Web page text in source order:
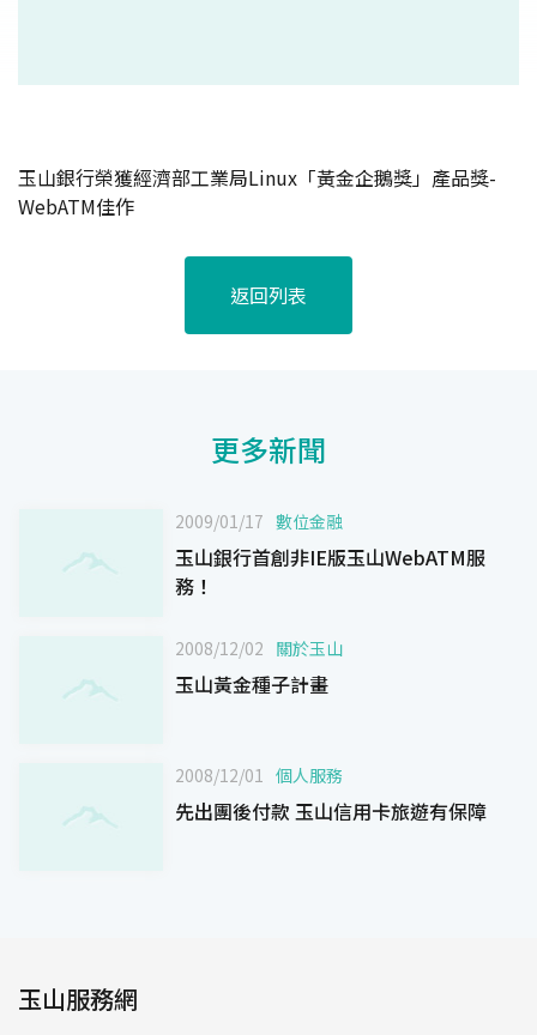
玉山銀行榮獲經濟部工業局Linux「黃金企鵝獎」產品獎-
WebATM佳作
返回列表
更多新聞
2009/01/17 數位金融
玉山銀行首創非IE版玉山WebATM服
務！
2008/12/02 關於玉山
玉山黃金種子計畫
2008/12/01 個人服務
先出團後付款 玉山信用卡旅遊有保障
玉山服務網